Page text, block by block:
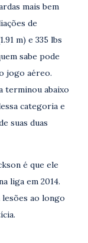
mais bem
de
m) e 335 lbs
sabe pode
jogo aéreo.
terminou abaixo
categoria e
suas duas
é que ele
liga em 2014.
ao longo